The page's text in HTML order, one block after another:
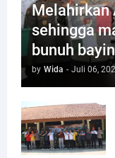
Melahirkan
sehingga
bunuh
by Wida - Juli 06,